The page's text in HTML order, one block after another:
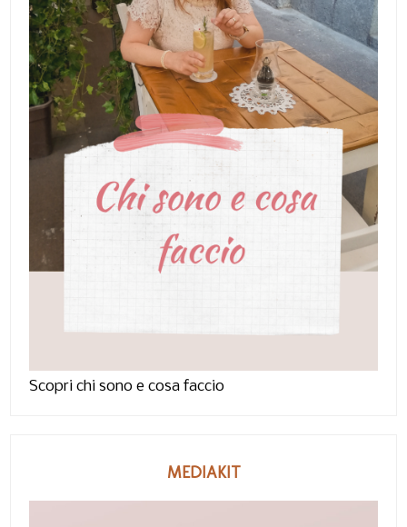
Scopri chi sono e cosa faccio
MEDIAKIT